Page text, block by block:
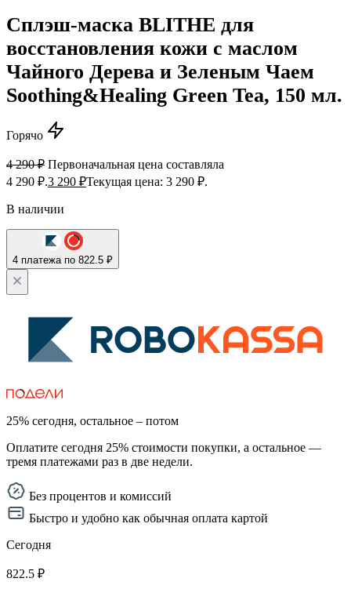
Сплэш-маска BLITHE для
восстановления кожи с маслом
Чайного Дерева и Зеленым Чаем
Soothing&Healing Green Tea, 150 мл.
Горячо
4 290₽ Первоначальная цена составляла
4 290 ₽.3 290 ₽Текущая цена: 3 290 ₽.
В наличии
4 платежа по 822.5 ₽
25% сегодня, остальное – потом
Оплатите сегодня 25% стоимости покупки, а остальное —
тремя платежами раз в две недели.
Без процентов и комиссий
Быстро и удобно как обычная оплата картой
Сегодня
822.5 ₽